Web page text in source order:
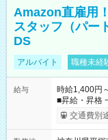
Amazon直雇用
スタッフ（パー
DS
アルバイト 職種未経
給与
時給1,400円
■昇給・昇格
まで昇給の機会があります
月25日支払
交通費別